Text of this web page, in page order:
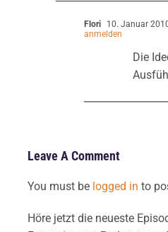
Flori 10. Januar
anmelden
Die
Leave A Comment
You must be logged in to
Höre jetzt die neueste